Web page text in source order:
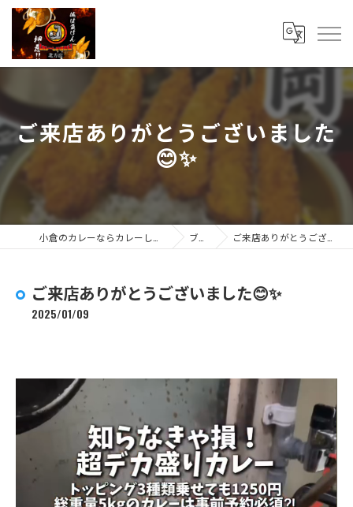
ご来店ありがとうございました
😊✨
ブログ ご来店ありがとうございました😊✨
ご来店ありがとうございました😊✨
2025/01/09